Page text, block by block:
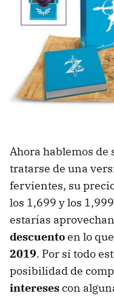
Ahora hablemos de
tratarse de una
fervientes, su
los 1,699 y los
estarías
descuentoen lo
2019. Por si todo
posibilidad de
interesescon